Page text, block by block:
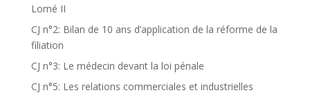
Lomé II
CJ n°2: Bilan de 10 ans d’application de la réforme de la
filiation
CJ n°3: Le médecin devant la loi pénale
CJ n°5: Les relations commerciales et industrielles